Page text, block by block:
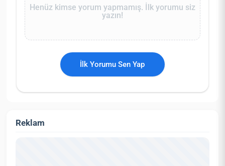
Henüz kimse yorum yapmamış. İlk yorumu siz
yazın!
İlk Yorumu Sen Yap
Reklam